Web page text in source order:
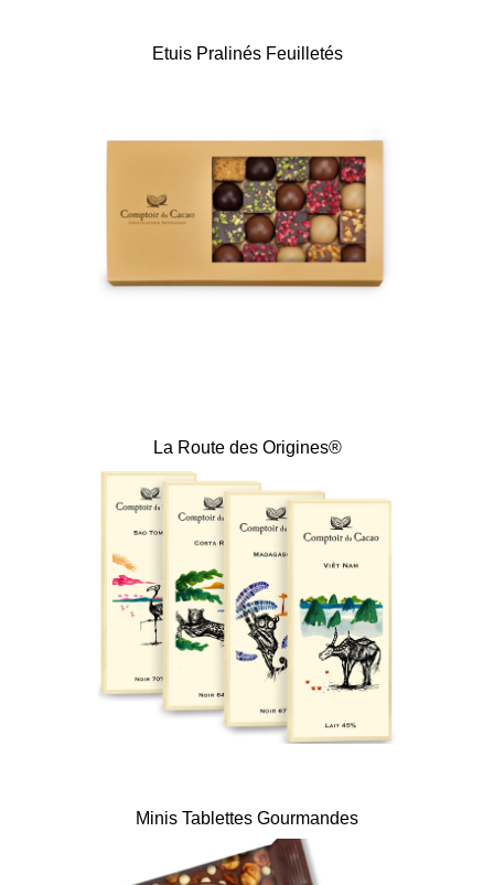
Etuis Pralinés Feuilletés
La Route des Origines®
Minis Tablettes Gourmandes